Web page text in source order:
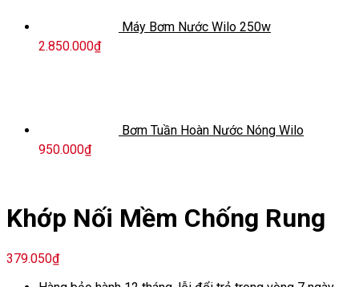
Máy Bơm Nước Wilo 250w
2.850.000₫
Bơm Tuần Hoàn Nước Nóng Wilo
950.000₫
Khớp Nối Mềm Chống Rung
379.050₫